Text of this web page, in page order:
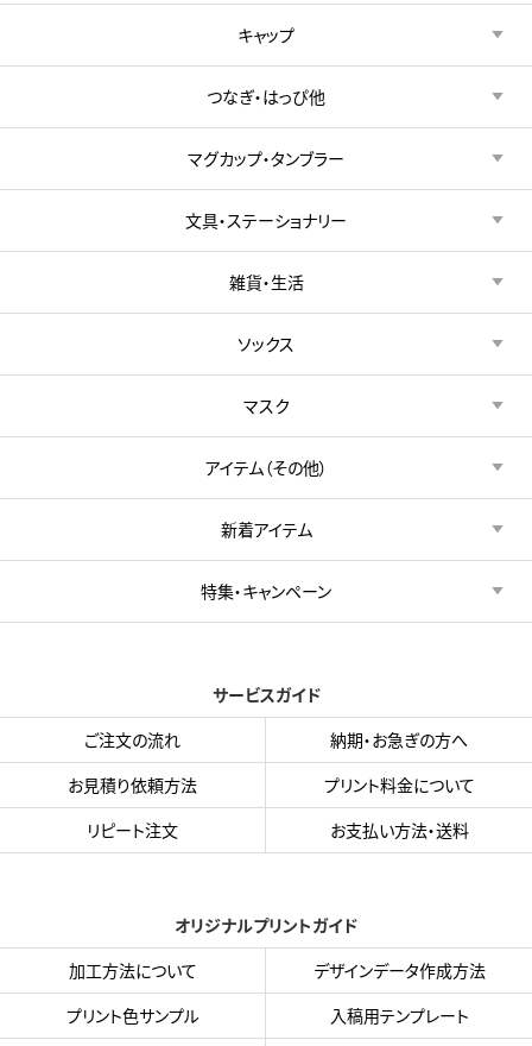
キャップ
つなぎ・はっぴ他
マグカップ・タンブラー
文具・ステーショナリー
雑貨・生活
ソックス
マスク
アイテム（その他）
新着アイテム
特集・キャンペーン
サービスガイド
ご注文の流れ
納期・お急ぎの方へ
お見積り依頼方法
プリント料金について
リピート注文
お支払い方法・送料
オリジナルプリントガイド
加工方法について
デザインデータ作成方法
プリント色サンプル
入稿用テンプレート